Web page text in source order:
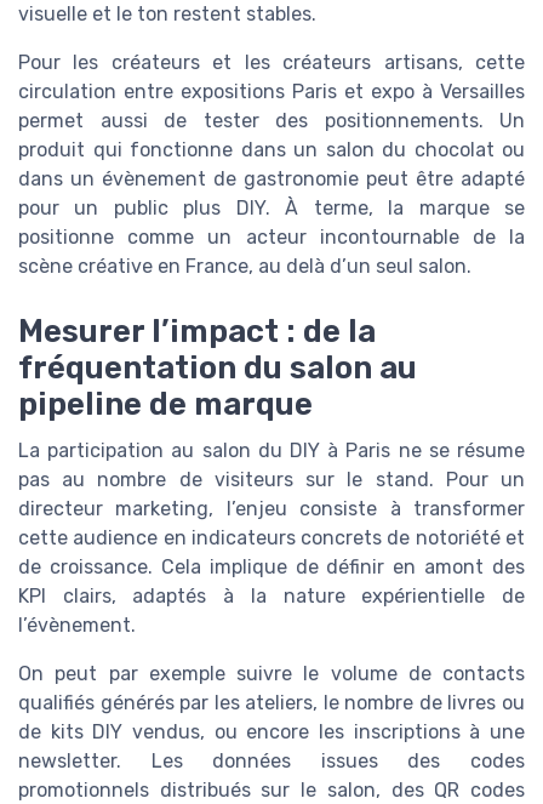
visuelle et le ton restent stables.
Pour les créateurs et les créateurs artisans, cette
circulation entre expositions Paris et expo à Versailles
permet aussi de tester des positionnements. Un
produit qui fonctionne dans un salon du chocolat ou
dans un évènement de gastronomie peut être adapté
pour un public plus DIY. À terme, la marque se
positionne comme un acteur incontournable de la
scène créative en France, au delà d’un seul salon.
Mesurer l’impact : de la
fréquentation du salon au
pipeline de marque
La participation au salon du DIY à Paris ne se résume
pas au nombre de visiteurs sur le stand. Pour un
directeur marketing, l’enjeu consiste à transformer
cette audience en indicateurs concrets de notoriété et
de croissance. Cela implique de définir en amont des
KPI clairs, adaptés à la nature expérientielle de
l’évènement.
On peut par exemple suivre le volume de contacts
qualifiés générés par les ateliers, le nombre de livres ou
de kits DIY vendus, ou encore les inscriptions à une
newsletter. Les données issues des codes
promotionnels distribués sur le salon, des QR codes